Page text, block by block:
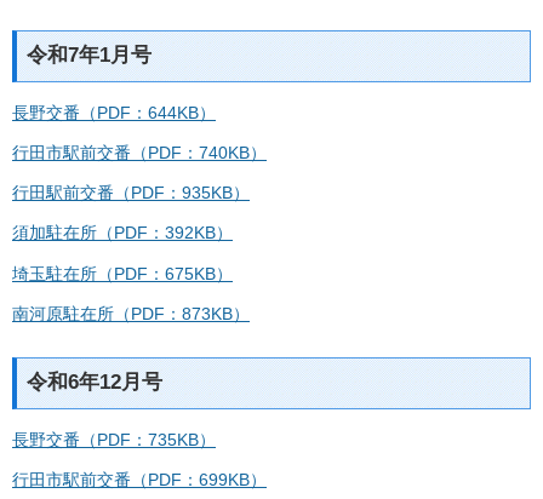
令和7年1月号
長野交番（PDF：644KB）
行田市駅前交番（PDF：740KB）
行田駅前交番（PDF：935KB）
須加駐在所（PDF：392KB）
埼玉駐在所（PDF：675KB）
南河原駐在所（PDF：873KB）
令和6年12月号
長野交番（PDF：735KB）
行田市駅前交番（PDF：699KB）